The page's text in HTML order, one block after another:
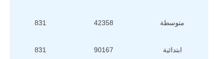
متوسطة 42358
831
ابتدائية 90167
831